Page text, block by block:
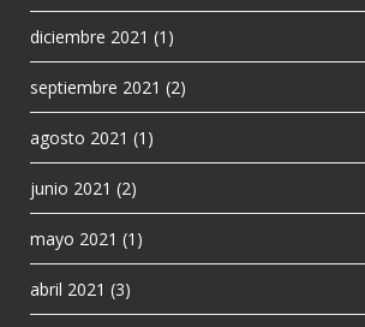
diciembre 2021 (1)
septiembre 2021 (2)
agosto 2021 (1)
junio 2021 (2)
mayo 2021 (1)
abril 2021 (3)